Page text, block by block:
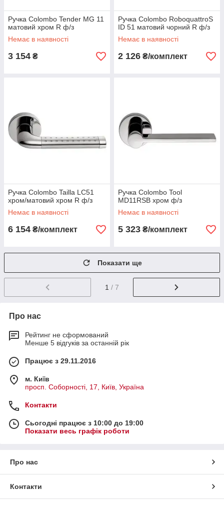
Ручка Colombo Tender MG 11
матовий хром R ф/з
Немає в наявності
3 154 ₴
Ручка Colombo RoboquattroS
ID 51 матовий чорний R ф/з
Немає в наявності
2 126 ₴/комплект
Ручка Colombo Tailla LC51
хром/матовий хром R ф/з
Немає в наявності
6 154 ₴/комплект
Ручка Colombo Tool
MD11RSB хром ф/з
Немає в наявності
5 323 ₴/комплект
Показати ще
1 / 7
Про нас
Рейтинг не сформований
Менше 5 відгуків за останній рік
Працює з 29.11.2016
м. Київ
просп. Соборності, 17, Київ, Україна
Контакти
Сьогодні працює з 10:00 до 19:00
Показати весь графік роботи
Про нас
Контакти